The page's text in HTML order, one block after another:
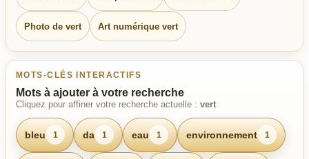
Photo de vert Art numérique vert
MOTS-CLÉS INTERACTIFS
Mots à ajouter à votre recherche
Cliquez pour affiner votre recherche actuelle : vert
bleu 1 da 1 eau 1 environnement 1